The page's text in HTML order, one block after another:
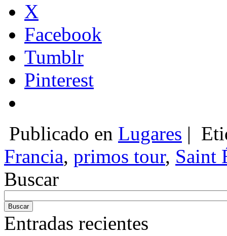
X
Facebook
Tumblr
Pinterest
Publicado en Lugares |
Francia, primos tour, Saint
Buscar
Entradas recientes